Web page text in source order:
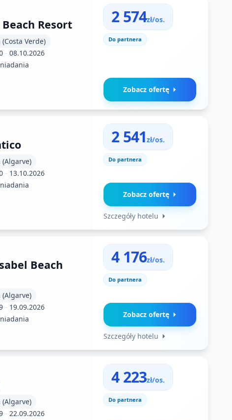
Resort
Verde)
- 08.10.2026
2 574zł/os.
Do partnera
Zobacz ofertę
- 13.10.2026
2 541zł/os.
Do partnera
Zobacz ofertę
Szczegóły hotelu
Beach
- 19.09.2026
4 176zł/os.
Do partnera
Zobacz ofertę
Szczegóły hotelu
- 22.09.2026
4 223zł/os.
Do partnera